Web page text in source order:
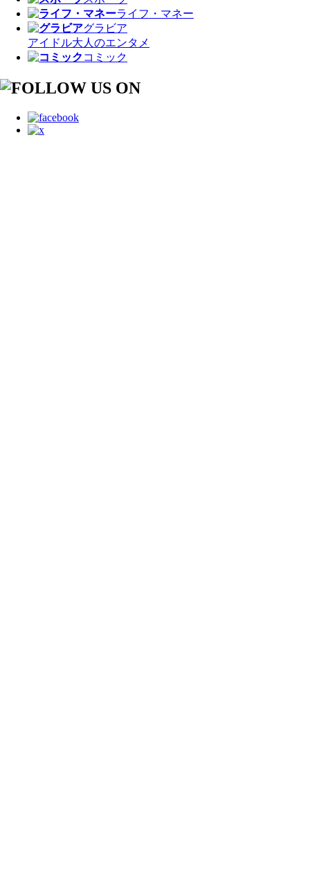
ライフ・マネー
グラビア
アイドル大人のエンタメ
コミック